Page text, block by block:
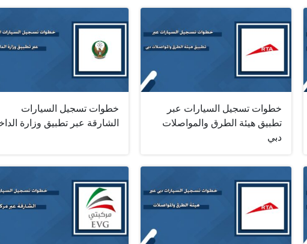
خطوات تسجيل السيارات عبر
تطبيق هيئة الطرق والمواصلات
دبي
خطوات تسجيل السيارات
الشارقة عبر تطبيق وزارة